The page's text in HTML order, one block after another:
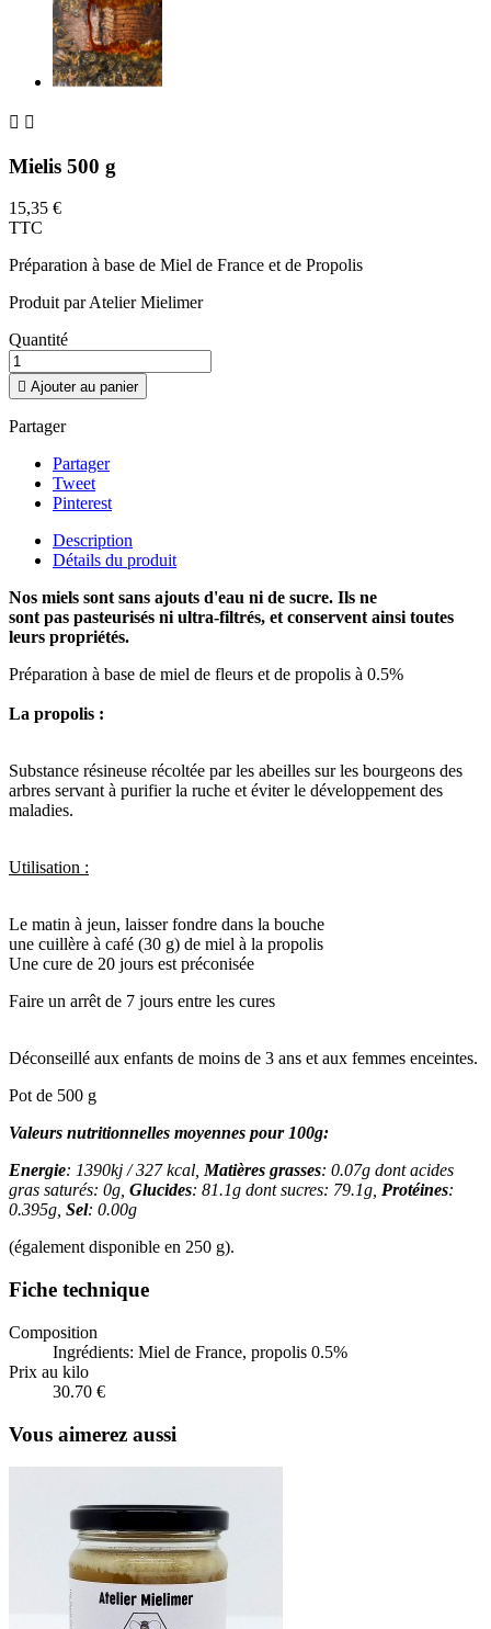
 
Mielis 500 g
15,35 €
TTC
Préparation à base de Miel de France et de Propolis
Produit par Atelier Mielimer
Quantité
 Ajouter au panier
Partager
Partager
Tweet
Pinterest
Description
Détails du produit
Nos miels sont sans ajouts d'eau ni de sucre. Ils ne
sont pas pasteurisés ni ultra-filtrés, et conservent ainsi toutes
leurs propriétés.
Préparation à base de miel de fleurs et de propolis à 0.5%
La propolis :
Substance résineuse récoltée par les abeilles sur les bourgeons des
arbres servant à purifier la ruche et éviter le développement des
maladies.
Utilisation :
Le matin à jeun, laisser fondre dans la bouche
une cuillère à café (30 g) de miel à la propolis
Une cure de 20 jours est préconisée
Faire un arrêt de 7 jours entre les cures
Déconseillé aux enfants de moins de 3 ans et aux femmes enceintes.
Pot de 500 g
Valeurs nutritionnelles moyennes pour 100g:
Energie: 1390kj / 327 kcal,Matières grasses: 0.07g dont acides
gras saturés: 0g, Glucides: 81.1g dont sucres: 79.1g, Protéines:
0.395g, Sel: 0.00g
(également disponible en 250 g).
Fiche technique
Composition
Ingrédients: Miel de France, propolis 0.5%
Prix au kilo
30.70 €
Vous aimerez aussi